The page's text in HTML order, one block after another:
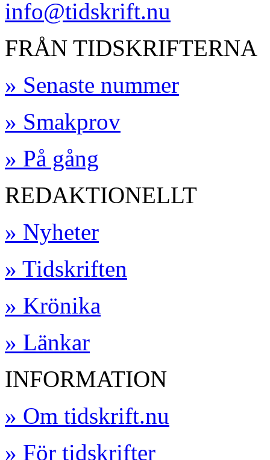
info@tidskrift.nu
FRÅN TIDSKRIFTERNA
» Senaste nummer
» Smakprov
» På gång
REDAKTIONELLT
» Nyheter
» Tidskriften
» Krönika
» Länkar
INFORMATION
» Om tidskrift.nu
» För tidskrifter